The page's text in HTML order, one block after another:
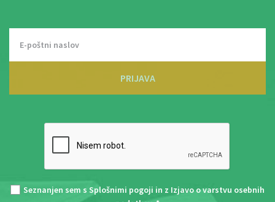
PRIJAVA
Seznanjen sem s Splošnimi pogoji in z Izjavo o varstvu osebnih